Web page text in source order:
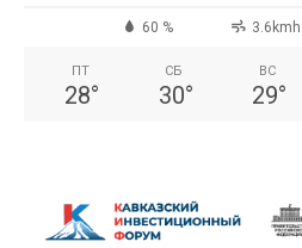
60 % 3.6kmh
ПТ
28°
СБ
30°
ВС
29°